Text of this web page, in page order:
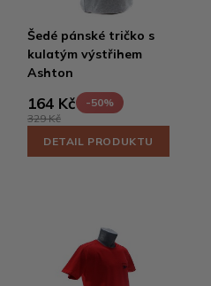
Šedé pánské tričko s
kulatým výstřihem
Ashton
164 Kč
-50%
329 Kč
DETAIL PRODUKTU